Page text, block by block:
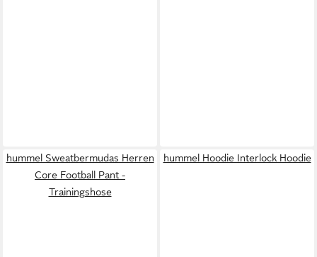
hummel Sweatbermudas Herren
Core Football Pant -
Trainingshose
hummel Hoodie Interlock Hoodie